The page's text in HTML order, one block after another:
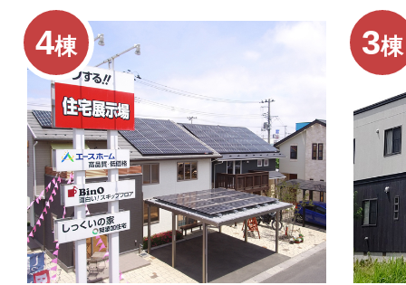
4棟 3棟